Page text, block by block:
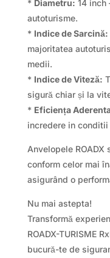
* Diametru: 14 inch
autoturisme.
* Indice de Sarcină:
majoritatea
medii.
* Indice de Viteză:
sigură chiar și la
* Eficiența
incredere in
Anvelopele
conform celor mai
asigurând o
Nu mai astepta!
Transformă
ROADX-TURISME
bucură-te de